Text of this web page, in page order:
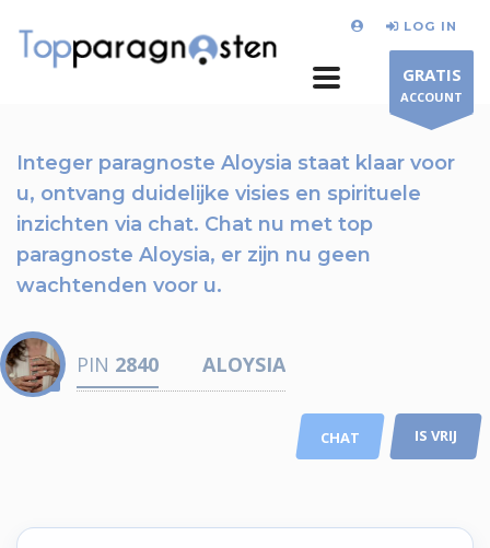
LOG IN
GRATIS
ACCOUNT
Integer paragnoste Aloysia staat klaar voor
u, ontvang duidelijke visies en spirituele
inzichten via chat. Chat nu met top
paragnoste Aloysia, er zijn nu geen
wachtenden voor u.
PIN 2840 ALOYSIA
CHAT IS VRIJ